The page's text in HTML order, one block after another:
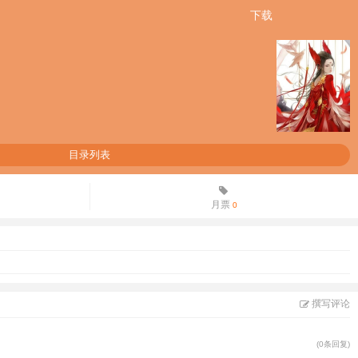
下载
目录列表
月票0
撰写评论
(0条回复)